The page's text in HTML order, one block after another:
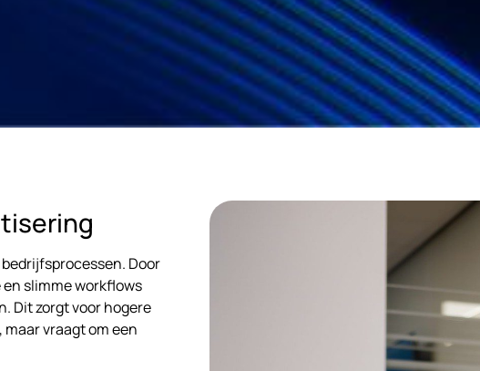
Door
slimme workflows
Dit zorgt voor hogere
vraagt om een